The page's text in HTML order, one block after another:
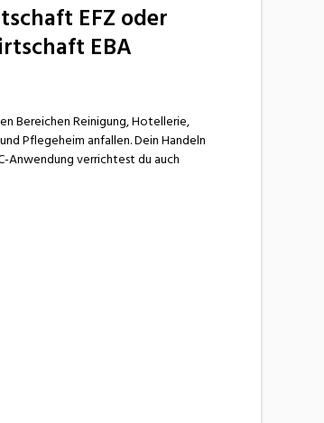
EFZ oder
EBA
Bereichen Reinigung, Hotellerie,
Pflegeheim anfallen. Dein Handeln
Anwendung verrichtest du auch